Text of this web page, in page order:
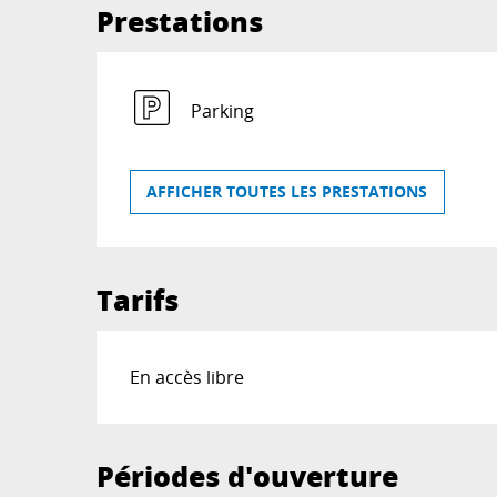
Prestations
Parking
AFFICHER TOUTES LES PRESTATIONS
Tarifs
En accès libre
Périodes d'ouverture